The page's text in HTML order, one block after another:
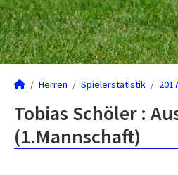
Herren Spielerstatistik
Tobias Schöler :
(1.Mannschaft)